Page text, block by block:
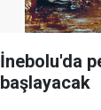
İnebolu'da
başlayacak